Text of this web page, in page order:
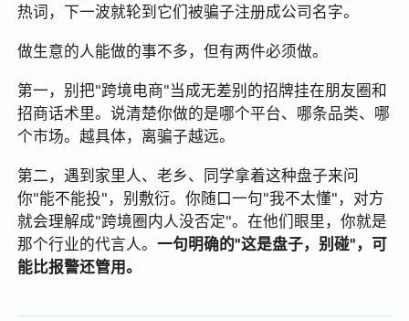
热词，下一波就轮到它们被骗子注册成公司名字。
做生意的人能做的事不多，但有两件必须做。
第一，别把"跨境电商"当成无差别的招牌挂在朋友圈和
招商话术里。说清楚你做的是哪个平台、哪条品类、哪
个市场。越具体，离骗子越远。
第二，遇到家里人、老乡、同学拿着这种盘子来问
你"能不能投"，别敷衍。你随口一句"我不太懂"，对方
就会理解成"跨境圈内人没否定"。在他们眼里，你就是
那个行业的代言人。一句明确的"这是盘子，别碰"，可
能比报警还管用。